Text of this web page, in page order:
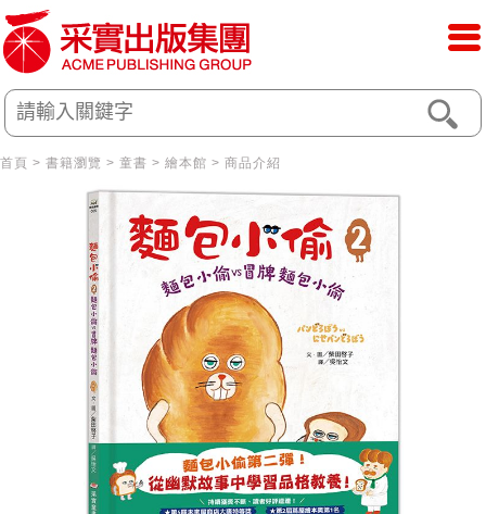
首頁 > 書籍瀏覽 > 童書 > 繪本館 > 商品介紹